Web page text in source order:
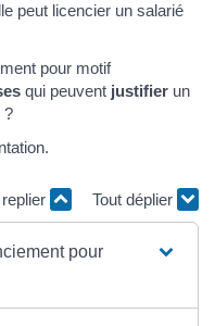
peut licencier un salarié
pour motif
qui peuvent justifier un
?
Tout déplier
pour